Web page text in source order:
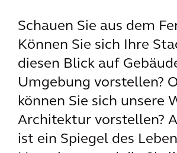
Schauen Sie aus dem
Können Sie sich Ihre
diesen Blick auf
Umgebung vorstellen?
können Sie sich unsere
Architektur vorstellen?
ist ein Spiegel des